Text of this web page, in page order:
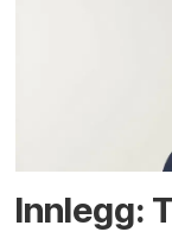
Innlegg: